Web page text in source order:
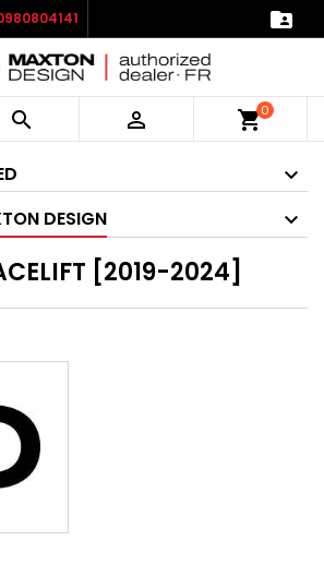

  shopping_cart0
DESIGN
[2019-2024]